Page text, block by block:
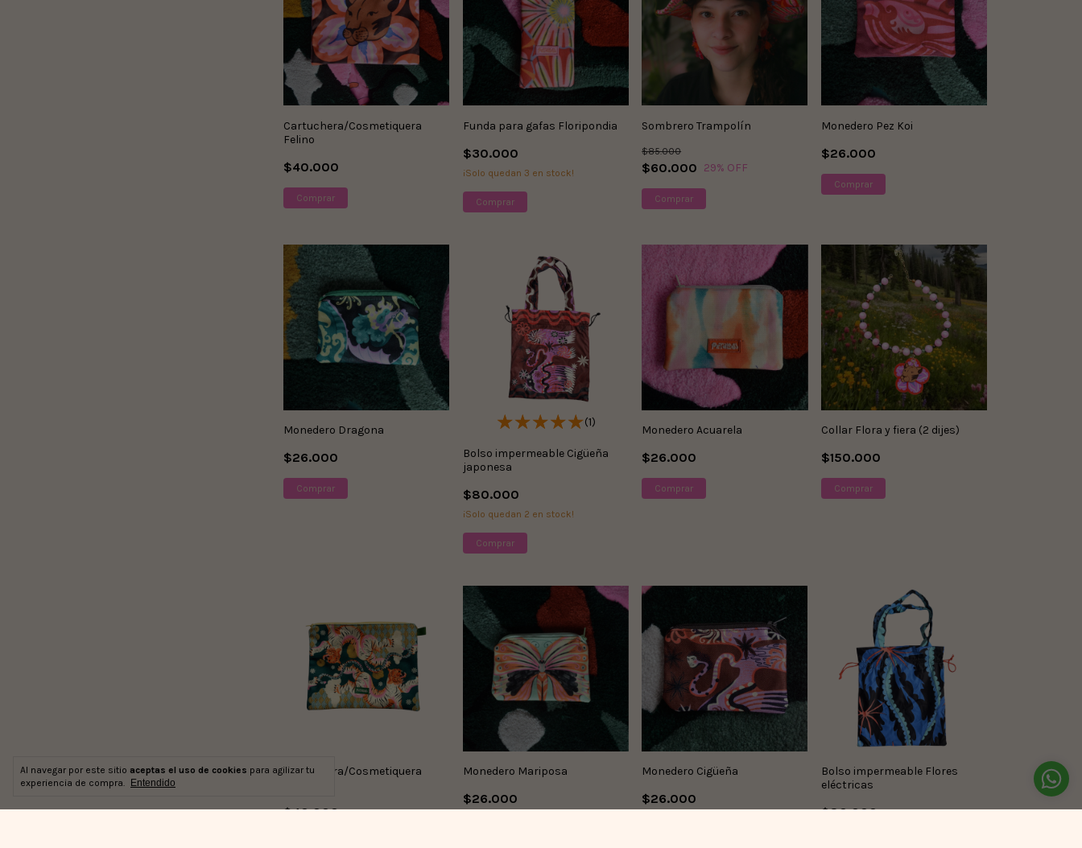
Al navegar por este sitio aceptas el uso de cookies para agilizar tu
experiencia de compra.
Entendido
Cartuchera/Cosmetiquera
Felino
$40.000
Funda para gafas Floripondia
$30.000
¡Solo quedan 3 en stock!
Sombrero Trampolín
$60.000
$85.000
29% OFF
Monedero Pez Koi
$26.000
Monedero Dragona
$26.000
(1)
Bolso impermeable Cigüeña
japonesa
$80.000
¡Solo quedan 2 en stock!
Monedero Acuarela
$26.000
Collar Flora y fiera (2 dijes)
$150.000
Comprar
Cartuchera/Cosmetiquera
$40.000
Monedero Mariposa
$26.000
Monedero Cigüeña
$26.000
Bolso impermeable Flores
eléctricas
$80.000